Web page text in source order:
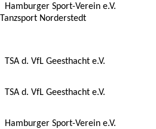
Hamburger Sport-Verein e.V.
Tanzsport Norderstedt
TSA d. VfL Geesthacht e.V.
TSA d. VfL Geesthacht e.V.
Hamburger Sport-Verein e.V.